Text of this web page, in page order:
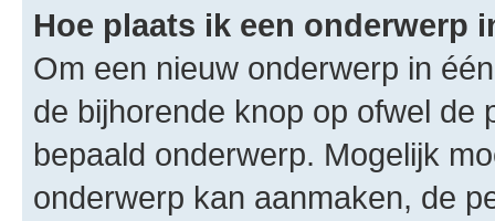
Hoe plaats ik een onderwerp
Om een nieuw onderwerp in
de bijhorende knop op ofwel de
bepaald onderwerp. Mogelijk
onderwerp kan aanmaken, de